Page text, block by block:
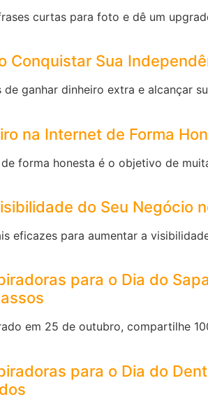
curtas para foto e dê um
Conquistar Sua
ganhar dinheiro extra e alcançar
na Internet de Forma
forma honesta é o objetivo de
do Seu Negócio
eficazes para aumentar a
para o Dia do
em 25 de outubro, compartilhe
para o Dia do